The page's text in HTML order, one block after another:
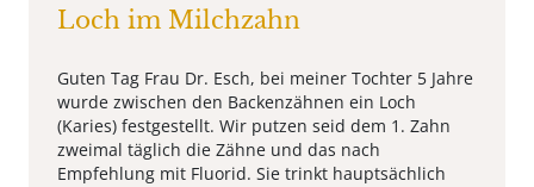
Loch im Milchzahn
Guten Tag Frau Dr. Esch, bei meiner Tochter 5 Jahre
wurde zwischen den Backenzähnen ein Loch
(Karies) festgestellt. Wir putzen seid dem 1. Zahn
zweimal täglich die Zähne und das nach
Empfehlung mit Fluorid. Sie trinkt hauptsächlich